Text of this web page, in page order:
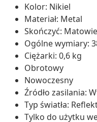
Kolor: Nikiel
Materiał: Metal
Skończyć:
Ogólne wymiary:
Ciężarki: 0,6 kg
Obrotowy
Nowoczesny
Źródło zasilania:
Typ światła:
Tylko do użytku